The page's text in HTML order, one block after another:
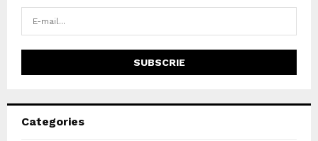
Categories